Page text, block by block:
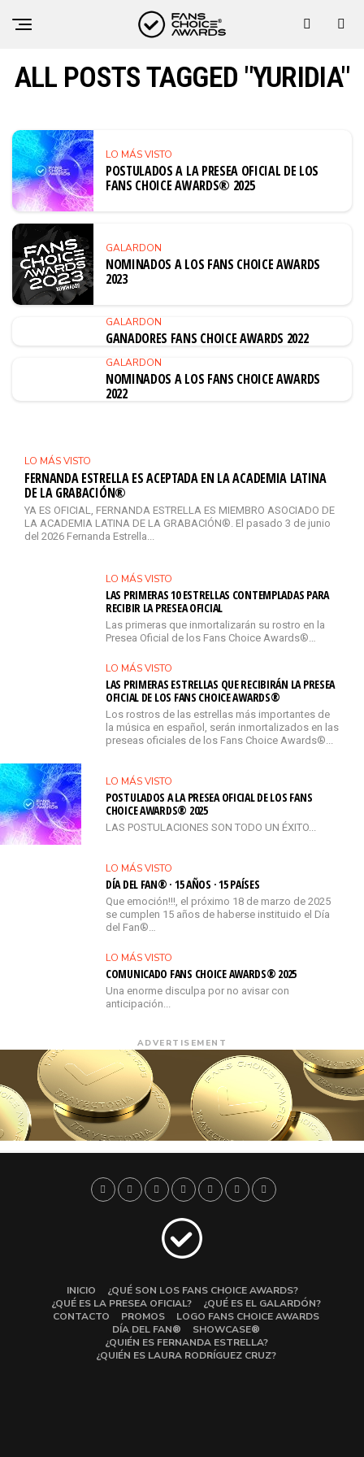
ALL POSTS TAGGED "YURIDIA"
LO MÁS VISTO
POSTULADOS A LA PRESEA OFICIAL DE LOS
FANS CHOICE AWARDS® 2025
GALARDON
NOMINADOS A LOS FANS CHOICE AWARDS
2023
GALARDON
GANADORES FANS CHOICE AWARDS 2022
GALARDON
NOMINADOS A LOS FANS CHOICE AWARDS
2022
LO MÁS VISTO
FERNANDA ESTRELLA ES ACEPTADA EN LA ACADEMIA LATINA
DE LA GRABACIÓN®
YA ES OFICIAL, FERNANDA ESTRELLA ES MIEMBRO ASOCIADO DE
LA ACADEMIA LATINA DE LA GRABACIÓN®. El pasado 3 de junio
del 2026 Fernanda Estrella...
LO MÁS VISTO
LAS PRIMERAS 10 ESTRELLAS CONTEMPLADAS PARA
RECIBIR LA PRESEA OFICIAL
Las primeras que inmortalizarán su rostro en la
Presea Oficial de los Fans Choice Awards®…
LO MÁS VISTO
LAS PRIMERAS ESTRELLAS QUE RECIBIRÁN LA PRESEA
OFICIAL DE LOS FANS CHOICE AWARDS®
Los rostros de las estrellas más importantes de
la música en español, serán inmortalizados en las
preseas oficiales de los Fans Choice Awards®...
LO MÁS VISTO
POSTULADOS A LA PRESEA OFICIAL DE LOS FANS
CHOICE AWARDS® 2025
LAS POSTULACIONES SON TODO UN ÉXITO...
LO MÁS VISTO
DÍA DEL FAN® · 15 AÑOS · 15 PAÍSES
Que emoción!!!, el próximo 18 de marzo de 2025
se cumplen 15 años de haberse instituido el Día
del Fan®…
LO MÁS VISTO
COMUNICADO FANS CHOICE AWARDS® 2025
Una enorme disculpa por no avisar con
anticipación...
ADVERTISEMENT
INICIO
¿QUÉ SON LOS FANS CHOICE AWARDS?
¿QUÉ ES LA PRESEA OFICIAL?
¿QUÉ ES EL GALARDÓN?
CONTACTO
PROMOS
LOGO FANS CHOICE AWARDS
DÍA DEL FAN®
SHOWCASE®
¿QUIÉN ES FERNANDA ESTRELLA?
¿QUIÉN ES LAURA RODRÍGUEZ CRUZ?